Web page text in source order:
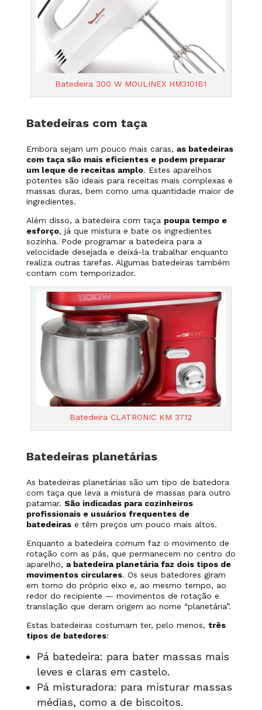
Batedeira 300 W MOULINEX HM3101B1
Batedeiras com taça
Embora sejam um pouco mais caras, as batedeiras
com taça são mais eficientes e podem preparar
um leque de receitas amplo. Estes aparelhos
potentes são ideais para receitas mais complexas e
massas duras, bem como uma quantidade maior de
ingredientes.
Além disso, a batedeira com taça poupa tempo e
esforço, já que mistura e bate os ingredientes
sozinha. Pode programar a batedeira para a
velocidade desejada e deixá-la trabalhar enquanto
realiza outras tarefas. Algumas batedeiras também
contam com temporizador.
Batedeira CLATRONIC KM 3712
Batedeiras planetárias
As batedeiras planetárias são um tipo de batedora
com taça que leva a mistura de massas para outro
patamar. São indicadas para cozinheiros
profissionais e usuários frequentes de
batedeirase têm preços um pouco mais altos.
Enquanto a batedeira comum faz o movimento de
rotação com as pás, que permanecem no centro do
aparelho, a batedeira planetária faz dois tipos de
movimentos circulares. Os seus batedores giram
em torno do próprio eixo e, ao mesmo tempo, ao
redor do recipiente — movimentos de rotação e
translação que deram origem ao nome “planetária”.
Estas batedeiras costumam ter, pelo menos, três
tipos de batedores:
Pá batedeira: para bater massas mais
leves e claras em castelo.
Pá misturadora: para misturar massas
médias, como a de biscoitos.